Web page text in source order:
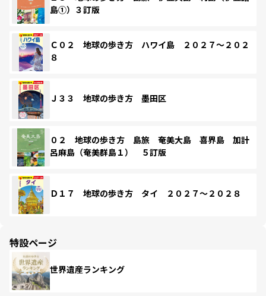
島①）３訂版
Ｃ０２ 地球の歩き方 ハワイ島 ２０２７～２０２
８
Ｊ３３ 地球の歩き方 墨田区
０２ 地球の歩き方 島旅 奄美大島 喜界島 加計
呂麻島（奄美群島１） ５訂版
Ｄ１７ 地球の歩き方 タイ ２０２７～２０２８
特設ページ
世界遺産ランキング